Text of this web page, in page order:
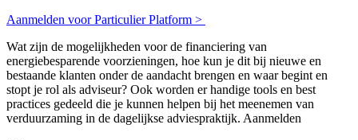
Aanmelden voor Particulier Platform >
Wat zijn de mogelijkheden voor de financiering van
energiebesparende voorzieningen, hoe kun je dit bij nieuwe en
bestaande klanten onder de aandacht brengen en waar begint en
stopt je rol als adviseur? Ook worden er handige tools en best
practices gedeeld die je kunnen helpen bij het meenemen van
verduurzaming in de dagelijkse adviespraktijk. Aanmelden